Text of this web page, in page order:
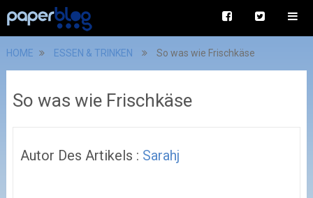
HOME ESSEN & TRINKEN So was wie Frischkäse
So was wie Frischkäse
Autor Des Artikels : Sarahj